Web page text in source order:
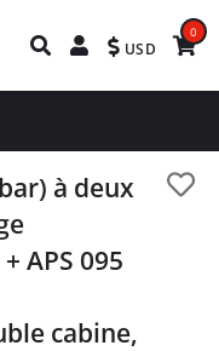
USD
0
à deux
APS 095
cabine,